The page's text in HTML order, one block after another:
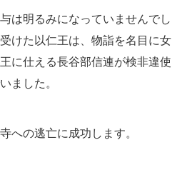
は明るみになっていませんでし
けた以仁王は、物詣を名目に女
に仕える長谷部信連が検非違使
ました。
への逃亡に成功します。